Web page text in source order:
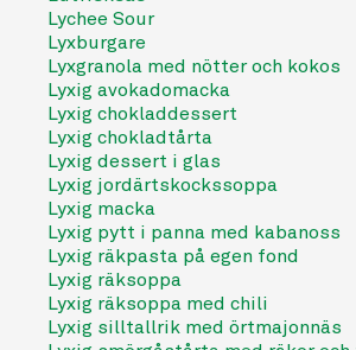
Lychee Sour
Lyxburgare
Lyxgranola med nötter och kokos
Lyxig avokadomacka
Lyxig chokladdessert
Lyxig chokladtårta
Lyxig dessert i glas
Lyxig jordärtskockssoppa
Lyxig macka
Lyxig pytt i panna med kabanoss
Lyxig räkpasta på egen fond
Lyxig räksoppa
Lyxig räksoppa med chili
Lyxig silltallrik med örtmajonnäs